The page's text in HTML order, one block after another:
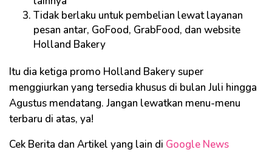
Tidak berlaku untuk pembelian lewat layanan
pesan antar, GoFood, GrabFood, dan website
Holland Bakery
Itu dia ketiga promo Holland Bakery super
menggiurkan yang tersedia khusus di bulan Juli hingga
Agustus mendatang. Jangan lewatkan menu-menu
terbaru di atas, ya!
Cek Berita dan Artikel yang lain di Google News